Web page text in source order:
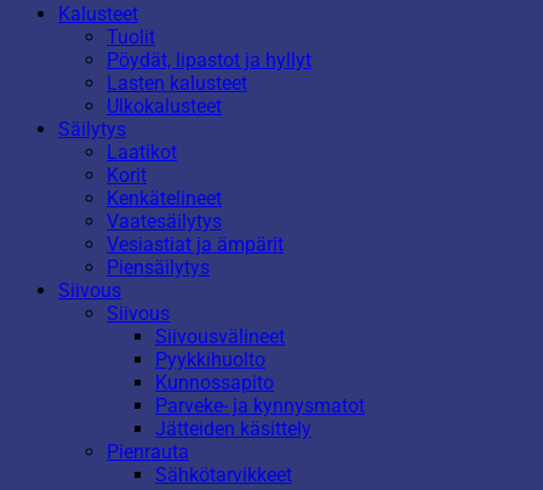
Kalusteet
Tuolit
Pöydät, lipastot ja hyllyt
Lasten kalusteet
Ulkokalusteet
Säilytys
Laatikot
Korit
Kenkätelineet
Vaatesäilytys
Vesiastiat ja ämpärit
Piensäilytys
Siivous
Siivous
Siivousvälineet
Pyykkihuolto
Kunnossapito
Parveke- ja kynnysmatot
Jätteiden käsittely
Pienrauta
Sähkötarvikkeet